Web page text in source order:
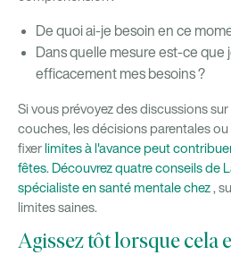
De quoi ai-je besoin en ce
Dans quelle mesure est-ce que
efficacement mes besoins ?
Si vous prévoyez des discussions
couches, les décisions parentales
fixer limites à l'avance peut
fêtes. Découvrez quatre conseils de
spécialiste en santé mentale chez,
limites saines.
Agissez tôt lorsque cela